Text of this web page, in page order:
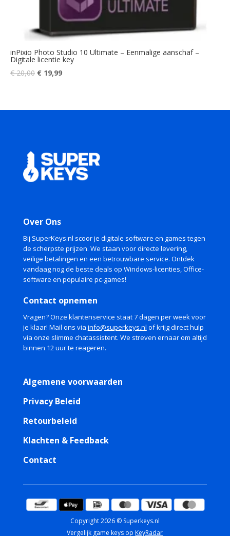
inPixio Photo Studio 10 Ultimate – Eenmalige aanschaf –
Digitale licentie key
€20,00 Oorspronkelijke
€ 20,00.
€ 19,99Huidige
€ 19,99.
Over Ons
Bij SuperKeys.nl scoor je digitale software en games tegen
de scherpste prijzen. We staan voor directe levering,
veilige betalingen en een betrouwbare service. Ontdek
vandaag nog de beste deals op Windows-licenties, Office-
software en populaire pc-games!
Contact opnemen
Vragen? Onze klantenservice staat 7 dagen per week voor
je klaar! Mail ons via info@superkeys.nl of krijg direct hulp
via onze slimme chatassistent. We streven ernaar om altijd
binnen 12 uur te reageren.
Algemene voorwaarden
Privacy Beleid
Retourbeleid
Klachten & Feedback
Contact
Copyright 2026 © Superkeys.nl
Vergelijk game keys opKeyRadar